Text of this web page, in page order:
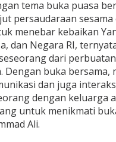
,
d
a
n
F
O
R
J
A
S
tema buka puasa
persaudaraan sesama
menebar kebaikan
dan Negara RI,
dari
Dengan buka bersama,
dan juga
dengan keluarga
untuk menikmati
Ali.